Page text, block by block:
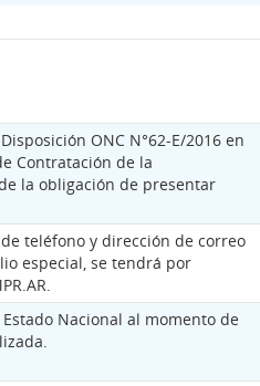
ONC N°62-E/2016 en
Contratación de la
la obligación de presentar
teléfono y dirección de correo
especial, se tendrá por
Nacional al momento de